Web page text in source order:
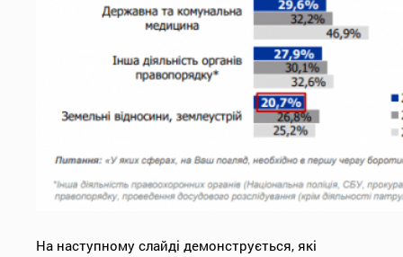
На наступному слайді демонструється, які